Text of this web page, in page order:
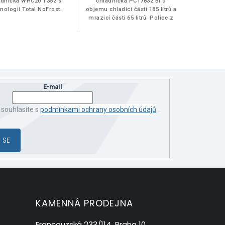
Total NoFrost.
objemu chladící části 185 litrů a
mrazicí části 65 litrů. Police z
E-mail
s podmínkami ochrany osobních údajů .
SE
KAMENNÁ PRODEJNA